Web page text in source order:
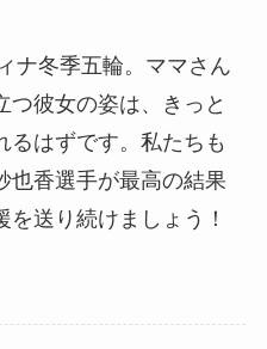
ナ冬季五輪。ママさん
つ彼女の姿は、きっと
るはずです。私たちも
也香選手が最高の結果
送り続けましょう！